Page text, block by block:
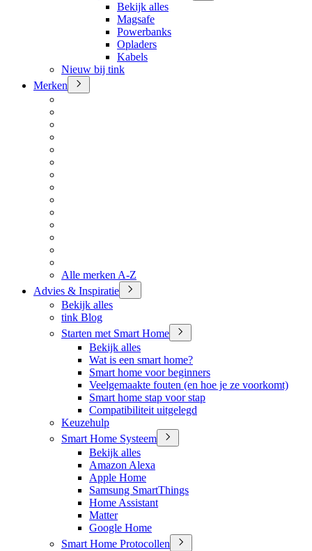
Bekijk alles
Magsafe
Powerbanks
Opladers
Kabels
Nieuw bij tink
Merken
Alle merken A-Z
Advies & Inspiratie
Bekijk alles
tink Blog
Starten met Smart Home
Bekijk alles
Wat is een smart home?
Smart home voor beginners
Veelgemaakte fouten (en hoe je ze voorkomt)
Smart home stap voor stap
Compatibiliteit uitgelegd
Keuzehulp
Smart Home Systeem
Bekijk alles
Amazon Alexa
Apple Home
Samsung SmartThings
Home Assistant
Matter
Google Home
Smart Home Protocollen